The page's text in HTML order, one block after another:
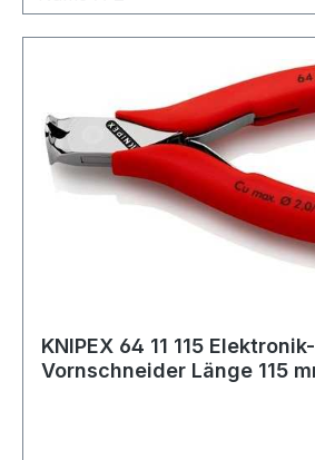
KNIPEX 64 11 115 Elektronik-
Vornschneider Länge 115 mm Form 1